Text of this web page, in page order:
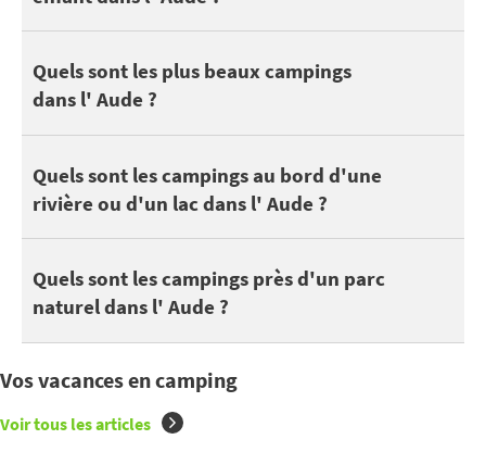
Quels sont les plus beaux campings
dans l' Aude ?
Un beau camping n'est pas toujours qu'une question de
Quels sont les campings au bord d'une
rivière ou d'un lac dans l' Aude ?
Dans l' Aude, on peut trouver 66 campings au bord d'un lac ou
Quels sont les campings près d'un parc
naturel dans l' Aude ?
Se situer à proximité d’un parc naturel est formidable pour
Vos vacances en camping
Voir tous les articles